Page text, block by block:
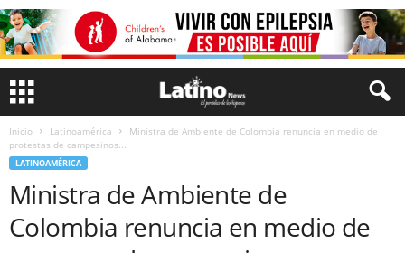
Inicio Latinoamérica
Ministra de Ambiente de Colombia renuncia en medio de
protestas de campesinos...
LATINOAMÉRICA
Ministra de Ambiente de
Colombia renuncia en medio de